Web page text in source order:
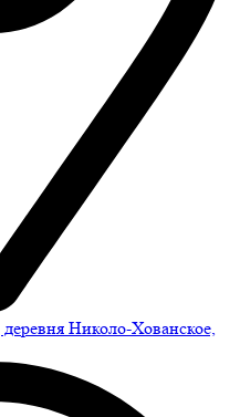
Николо-Хованское,